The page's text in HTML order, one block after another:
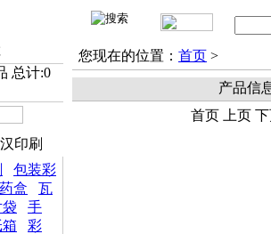
总计:0
印刷
包装彩
药盒
瓦
袋
手
彩
您现在的位置： 首页 >
产品信
首页 上页